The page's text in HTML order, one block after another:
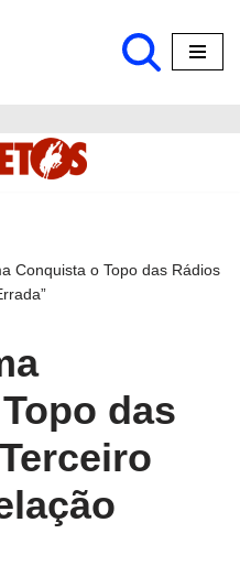
Conquista o Topo das Rádios
das